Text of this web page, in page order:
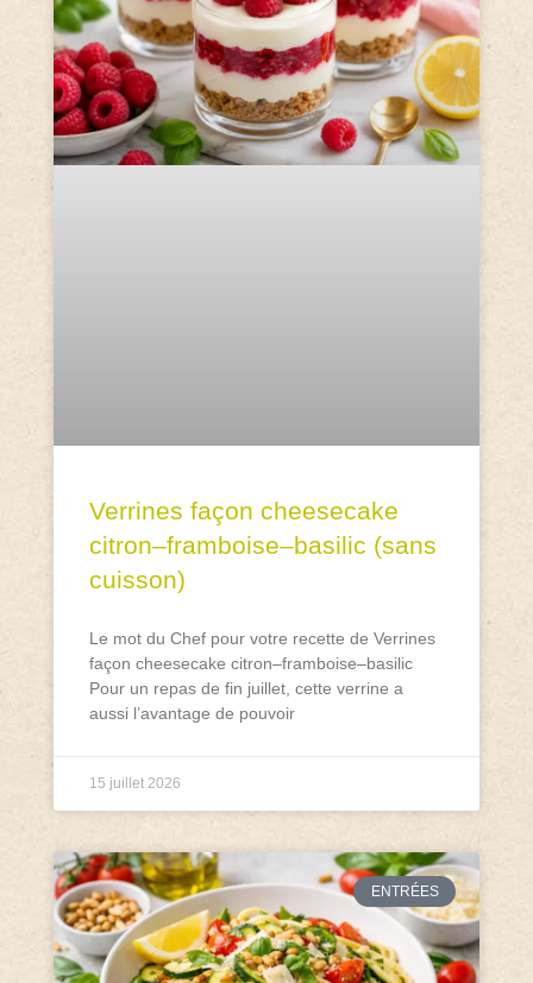
Verrines façon cheesecake
citron–framboise–basilic (sans
cuisson)
Le mot du Chef pour votre recette de Verrines
façon cheesecake citron–framboise–basilic
Pour un repas de fin juillet, cette verrine a
aussi l’avantage de pouvoir
15 juillet 2026
ENTRÉES